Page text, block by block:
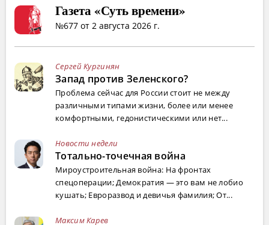
Газета «Суть времени»
№677 от 2 августа 2026 г.
Сергей Кургинян
Запад против Зеленского?
Проблема сейчас для России стоит не между
различными типами жизни, более или менее
комфортными, гедонистическими или нет...
Новости недели
Тотально-точечная война
Мироустроительная война: На фронтах
спецоперации; Демократия — это вам не лобио
кушать; Евроразвод и девичья фамилия; От...
Максим Карев